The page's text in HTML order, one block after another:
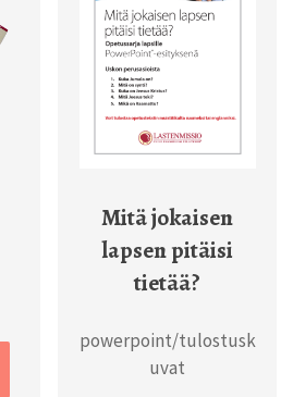
Mitä jokaisen
lapsen pitäisi
tietää?
powerpoint/tulostusk
uvat